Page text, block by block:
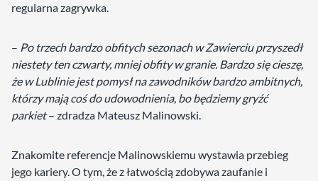
regularna zagrywka.
– Po trzech bardzo obfitych sezonach w Zawierciu przyszedł
niestety ten czwarty, mniej obfity w granie. Bardzo się cieszę,
że w Lublinie jest pomysł na zawodników bardzo ambitnych,
którzy mają coś do udowodnienia, bo będziemy gryźć
parkiet– zdradza Mateusz Malinowski.
Znakomite referencje Malinowskiemu wystawia przebieg
jego kariery. O tym, że z łatwością zdobywa zaufanie i